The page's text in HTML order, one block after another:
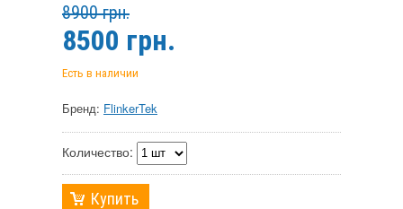
8900 грн.
8500 грн.
Есть в наличии
Бренд: FlinkerTek
Количество:
Купить